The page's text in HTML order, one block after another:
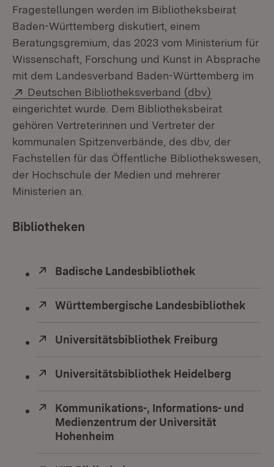
Fragestellungen werden im Bibliotheksbeirat
Baden-Württemberg diskutiert, einem
Beratungsgremium, das 2023 vom Ministerium für
Wissenschaft, Forschung und Kunst in Absprache
mit dem Landesverband Baden-Württemberg im
Extern:
Deutschen Bibliotheksverband (dbv)
eingerichtet wurde. Dem Bibliotheksbeirat
gehören Vertreterinnen und Vertreter der
kommunalen Spitzenverbände, des dbv, der
Fachstellen für das Öffentliche Bibliothekswesen,
der Hochschule der Medien und mehrerer
Ministerien an.
Bibliotheken
Extern:
Badische Landesbibliothek
Extern:
Württembergische Landesbibliothek
Extern:
Universitätsbibliothek Freiburg
Extern:
Universitätsbibliothek Heidelberg
Extern:
Kommunikations-, Informations- und
Medienzentrum der Universität
Hohenheim